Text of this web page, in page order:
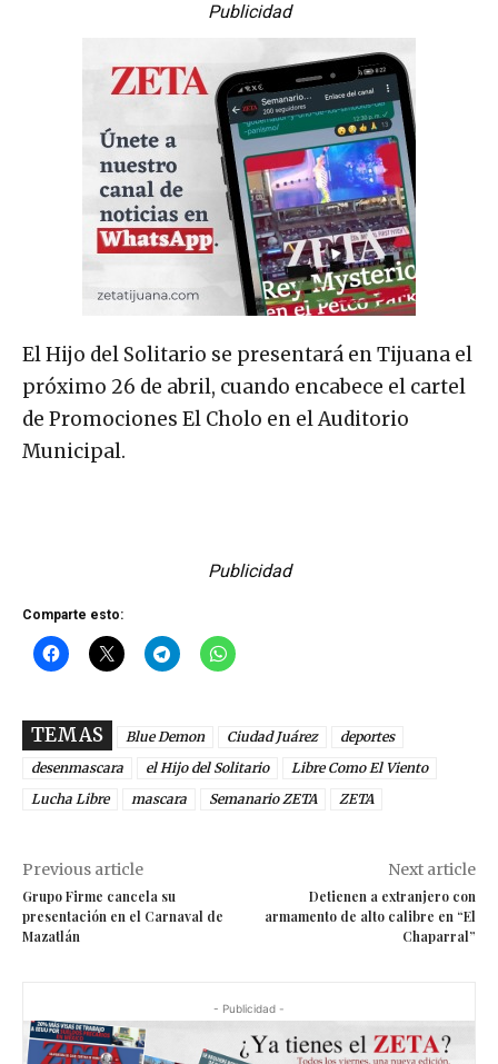
Publicidad
El Hijo del Solitario se presentará en Tijuana el
próximo 26 de abril, cuando encabece el cartel
de Promociones El Cholo en el Auditorio
Municipal.
Publicidad
Comparte esto:
TEMAS Blue Demon Ciudad Juárez
deportes
desenmascara
el Hijo del Solitario
Libre Como El Viento
Lucha Libre
mascara Semanario ZETA ZETA
Previous article
Grupo Firme cancela su
presentación en el Carnaval de
Mazatlán
Next article
Detienen a extranjero con
armamento de alto calibre en “El
Chaparral”
- Publicidad -